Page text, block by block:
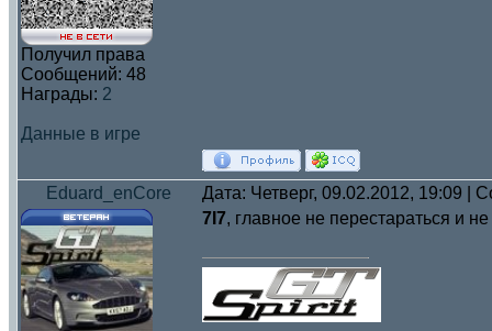
Получил права
Сообщений: 48
Награды: 2
Данные в игре
Eduard_enCore Дата: Четверг, 09.02.2012, 19:09 |
7I7, главное не перестараться и